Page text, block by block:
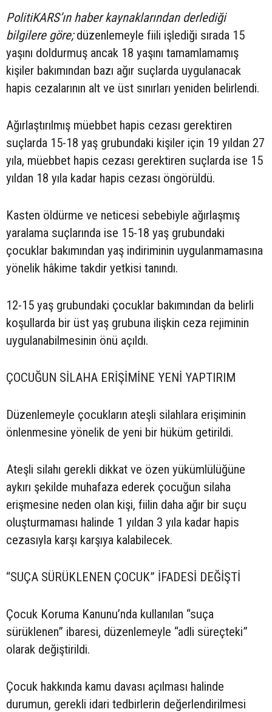
PolitiKARS’ın haber kaynaklarından derlediği
bilgilere göre;düzenlemeyle fiili işlediği sırada 15
yaşını doldurmuş ancak 18 yaşını tamamlamamış
kişiler bakımından bazı ağır suçlarda uygulanacak
hapis cezalarının alt ve üst sınırları yeniden belirlendi.
Ağırlaştırılmış müebbet hapis cezası gerektiren
suçlarda 15-18 yaş grubundaki kişiler için 19 yıldan 27
yıla, müebbet hapis cezası gerektiren suçlarda ise 15
yıldan 18 yıla kadar hapis cezası öngörüldü.
Kasten öldürme ve neticesi sebebiyle ağırlaşmış
yaralama suçlarında ise 15-18 yaş grubundaki
çocuklar bakımından yaş indiriminin uygulanmamasına
yönelik hâkime takdir yetkisi tanındı.
12-15 yaş grubundaki çocuklar bakımından da belirli
koşullarda bir üst yaş grubuna ilişkin ceza rejiminin
uygulanabilmesinin önü açıldı.
ÇOCUĞUN SİLAHA ERİŞİMİNE YENİ YAPTIRIM
Düzenlemeyle çocukların ateşli silahlara erişiminin
önlenmesine yönelik de yeni bir hüküm getirildi.
Ateşli silahı gerekli dikkat ve özen yükümlülüğüne
aykırı şekilde muhafaza ederek çocuğun silaha
erişmesine neden olan kişi, fiilin daha ağır bir suçu
oluşturmaması halinde 1 yıldan 3 yıla kadar hapis
cezasıyla karşı karşıya kalabilecek.
“SUÇA SÜRÜKLENEN ÇOCUK” İFADESİ DEĞİŞTİ
Çocuk Koruma Kanunu’nda kullanılan “suça
sürüklenen” ibaresi, düzenlemeyle “adli süreçteki”
olarak değiştirildi.
Çocuk hakkında kamu davası açılması halinde
durumun, gerekli idari tedbirlerin değerlendirilmesi